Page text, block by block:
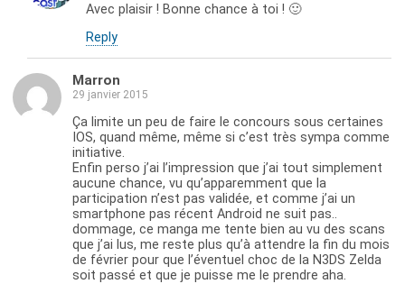
Avec plaisir ! Bonne chance à toi ! 🙂
Reply
Marron
29 janvier 2015
Ça limite un peu de faire le concours sous certaines
IOS, quand même, même si c’est très sympa comme
initiative.
Enfin perso j’ai l’impression que j’ai tout simplement
aucune chance, vu qu’apparemment que la
participation n’est pas validée, et comme j’ai un
smartphone pas récent Android ne suit pas..
dommage, ce manga me tente bien au vu des scans
que j’ai lus, me reste plus qu’à attendre la fin du mois
de février pour que l’éventuel choc de la N3DS Zelda
soit passé et que je puisse me le prendre aha.